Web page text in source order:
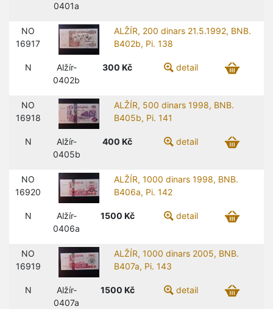
0401a
NO
16917
ALŽÍR, 200 dinars 21.5.1992, BNB.
B402b, Pi. 138
N
Alžír-
0402b
300 Kč detail
NO
16918
ALŽÍR, 500 dinars 1998, BNB.
B405b, Pi. 141
N
Alžír-
0405b
400 Kč detail
NO
16920
ALŽÍR, 1000 dinars 1998, BNB.
B406a, Pi. 142
N
Alžír-
0406a
1500 Kč detail
NO
16919
ALŽÍR, 1000 dinars 2005, BNB.
B407a, Pi. 143
N
Alžír-
0407a
1500 Kč detail